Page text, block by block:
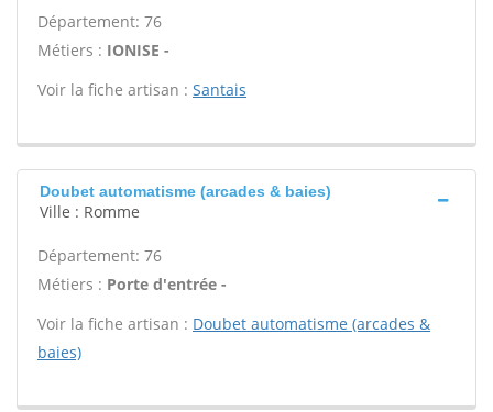
Département: 76
Métiers : IONISE -
Voir la fiche artisan : Santais
Doubet automatisme (arcades & baies)
Ville : Romme
Département: 76
Métiers : Porte d'entrée -
Voir la fiche artisan : Doubet automatisme (arcades &
baies)